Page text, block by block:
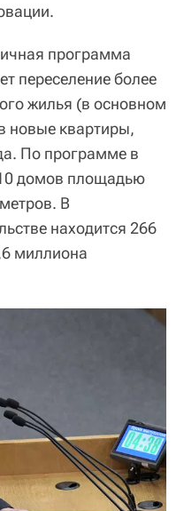
программа
переселение более
жилья (в основном
новые квартиры,
По программе в
домов площадью
В
находится 266
миллиона